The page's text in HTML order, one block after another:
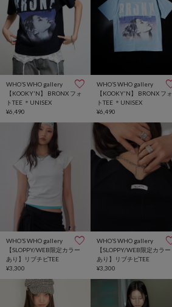
WHO’S WHO gallery
【KOOKY'N】 BRONX フォ
トTEE ＊UNISEX
¥6,490
WHO’S WHO gallery
【KOOKY'N】 BRONX フォ
トTEE ＊UNISEX
¥6,490
WHO’S WHO gallery
【SLOPPY/WEB限定カラー
あり】リブチビTEE
¥3,300
WHO’S WHO gallery
【SLOPPY/WEB限定カラー
あり】リブチビTEE
¥3,300